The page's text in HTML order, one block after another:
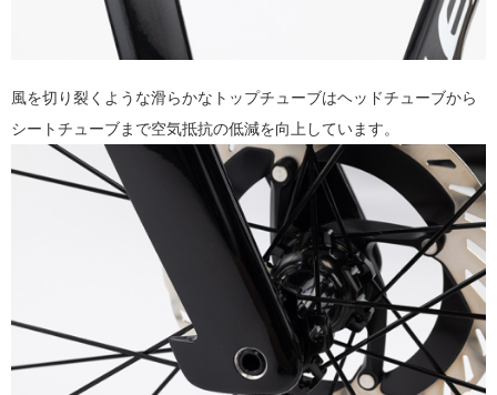
風を切り裂くような滑らかなトップチューブはヘッドチューブから
シートチューブまで空気抵抗の低減を向上しています。